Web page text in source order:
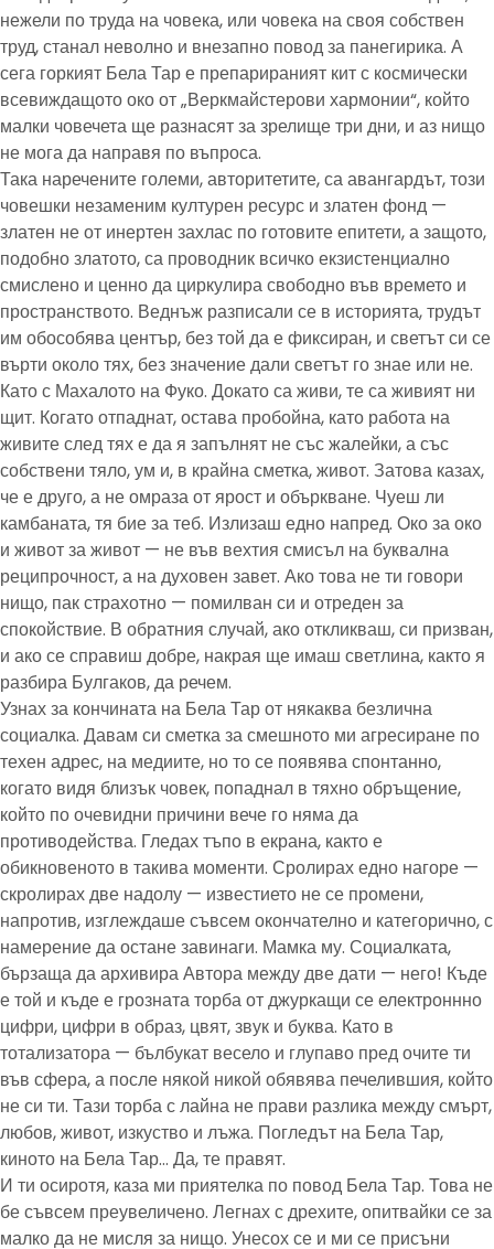
нежели по труда на човека, или човека на своя собствен
труд, станал неволно и внезапно повод за панегирика. А
сега горкият Бела Тар е препарираният кит с космически
всевиждащото око от „Веркмайстерови хармонии“, който
малки човечета ще разнасят за зрелище три дни, и аз нищо
не мога да направя по въпроса.
Така наречените големи, авторитетите, са авангардът, този
човешки незаменим културен ресурс и златен фонд —
златен не от инертен захлас по готовите епитети, а защото,
подобно златото, са проводник всичко екзистенциално
смислено и ценно да циркулира свободно във времето и
пространството. Веднъж разписали се в историята, трудът
им обособява център, без той да е фиксиран, и светът си се
върти около тях, без значение дали светът го знае или не.
Като с Махалото на Фуко. Докато са живи, те са живият ни
щит. Когато отпаднат, остава пробойна, като работа на
живите след тях е да я запълнят не със жалейки, а със
собствени тяло, ум и, в крайна сметка, живот. Затова казах,
че е друго, а не омраза от ярост и объркване. Чуеш ли
камбаната, тя бие за теб. Излизаш едно напред. Око за око
и живот за живот — не във вехтия смисъл на буквална
реципрочност, а на духовен завет. Ако това не ти говори
нищо, пак страхотно — помилван си и отреден за
спокойствие. В обратния случай, ако откликваш, си призван,
и ако се справиш добре, накрая ще имаш светлина, както я
разбира Булгаков, да речем.
Узнах за кончината на Бела Тар от някаква безлична
социалка. Давам си сметка за смешното ми агресиране по
техен адрес, на медиите, но то се появява спонтанно,
когато видя близък човек, попаднал в тяхно обръщение,
който по очевидни причини вече го няма да
противодейства. Гледах тъпо в екрана, както е
обикновеното в такива моменти. Сролирах едно нагоре —
скролирах две надолу — известието не се промени,
напротив, изглеждаше съвсем окончателно и категорично, с
намерение да остане завинаги. Мамка му. Социалката,
бързаща да архивира Автора между две дати — него! Къде
е той и къде е грозната торба от джуркащи се електроннно
цифри, цифри в образ, цвят, звук и буква. Като в
тотализатора — бълбукат весело и глупаво пред очите ти
във сфера, а после някой никой обявява печелившия, който
не си ти. Тази торба с лайна не прави разлика между смърт,
любов, живот, изкуство и лъжа. Погледът на Бела Тар,
киното на Бела Тар… Да, те правят.
И ти осиротя, каза ми приятелка по повод Бела Тар. Това не
бе съвсем преувеличено. Легнах с дрехите, опитвайки се за
малко да не мисля за нищо. Унесох се и ми се присъни